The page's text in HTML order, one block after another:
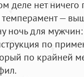
деле нет
—
ночь для
по
по крайней